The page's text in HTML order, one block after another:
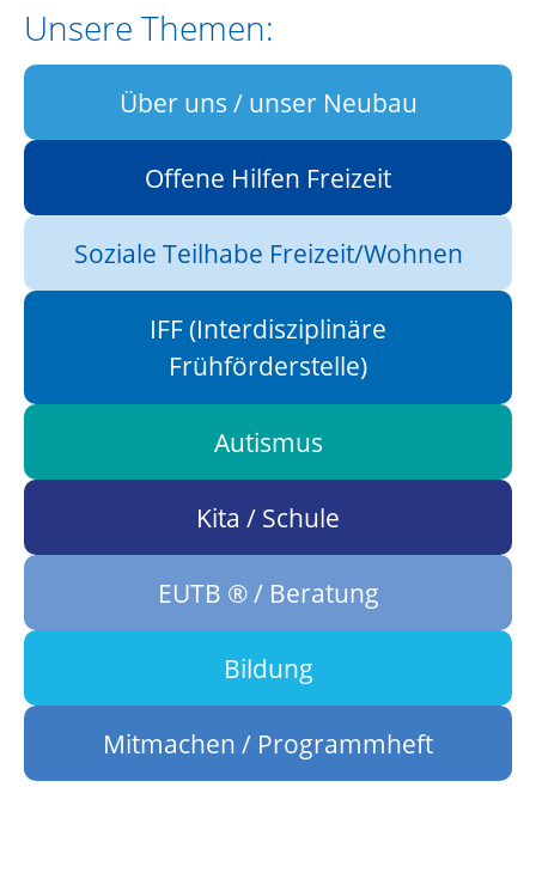
Unsere Themen:
Über uns / unser Neubau
Offene Hilfen Freizeit
Soziale Teilhabe Freizeit/Wohnen
IFF (Interdisziplinäre
Frühförderstelle)
Autismus
Kita / Schule
EUTB ® / Beratung
Bildung
Mitmachen / Programmheft